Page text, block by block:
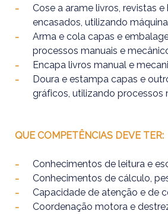
Cose a arame livros, revistas e
encasados, utilizando
Arma e cola capas e
processos manuais e
Encapa livros manual e
Doura e estampa capas e
gráficos, utilizando processos
QUE COMPETÊNCIAS DEVE TER:
Conhecimentos de leitura e
Conhecimentos de cálculo,
Capacidade de atenção e de
Coordenação motora e